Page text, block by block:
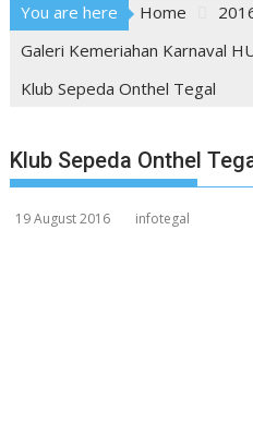
You are here Home
Galeri Kemeriahan Karnaval
Klub Sepeda Onthel Tegal
Klub Sepeda Onthel
19 August 2016 infotegal